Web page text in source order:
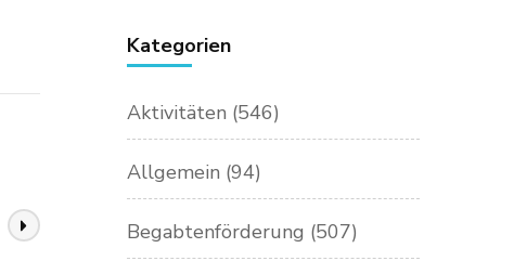
Kategorien
Aktivitäten (546)
Allgemein (94)
Begabtenförderung (507)